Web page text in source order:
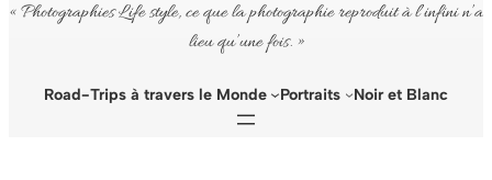
« Photographies Life style, ce que la photographie reproduit à l’infini n’a
lieu qu’une fois. »
Road-Trips à travers le Monde Portraits Noir et Blanc